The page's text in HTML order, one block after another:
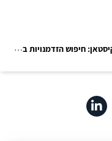
הזדמנויות במציאות מאתגרת